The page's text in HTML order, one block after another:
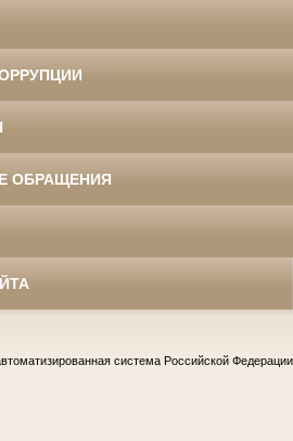
ОБРАЩЕНИЯ
система Российской